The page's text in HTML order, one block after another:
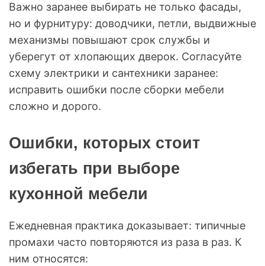
Важно заранее выбирать не только фасады,
но и фурнитуру: доводчики, петли, выдвижные
механизмы повышают срок службы и
уберегут от хлопающих дверок. Согласуйте
схему электрики и сантехники заранее:
исправить ошибки после сборки мебели
сложно и дорого.
Ошибки, которых стоит
избегать при выборе
кухонной мебели
Ежедневная практика доказывает: типичные
промахи часто повторяются из раза в раз. К
ним относятся: